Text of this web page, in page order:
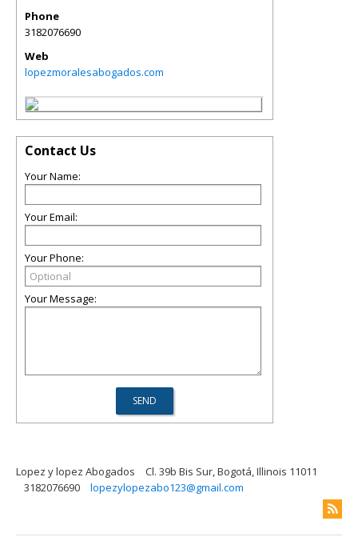
Phone
3182076690
Web
lopezmoralesabogados.com
Contact Us
Your Name:
Your Email:
Your Phone:
Your Message:
Lopez y lopez Abogados
Cl. 39b Bis Sur, Bogotá, Illinois 11011
3182076690
lopezylopezabo123@gmail.com